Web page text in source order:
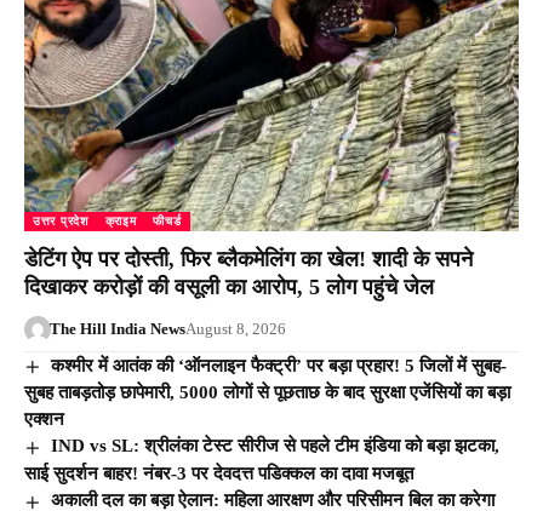
उत्तर प्रदेश क्राइम फीचर्ड
डेटिंग ऐप पर दोस्ती, फिर ब्लैकमेलिंग का खेल! शादी के सपने
दिखाकर करोड़ों की वसूली का आरोप, 5 लोग पहुंचे जेल
The Hill India NewsAugust 8, 2026
कश्मीर में आतंक की ‘ऑनलाइन फैक्ट्री’ पर बड़ा प्रहार! 5 जिलों में सुबह-
सुबह ताबड़तोड़ छापेमारी, 5000 लोगों से पूछताछ के बाद सुरक्षा एजेंसियों का बड़ा
एक्शन
IND vs SL: श्रीलंका टेस्ट सीरीज से पहले टीम इंडिया को बड़ा झटका,
साई सुदर्शन बाहर! नंबर-3 पर देवदत्त पडिक्कल का दावा मजबूत
अकाली दल का बड़ा ऐलान: महिला आरक्षण और परिसीमन बिल का करेगा